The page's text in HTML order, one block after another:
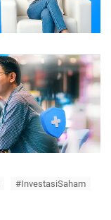
#InvestasiSaham